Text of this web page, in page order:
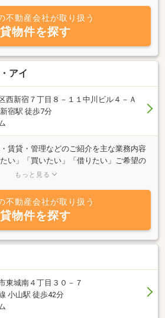
不動産会社が取り扱う
物件を探す
アイ
西新宿７丁目８－１１中川ビル４－Ａ
宿駅 徒歩7分
賃貸・管理などのご紹介を主な業務内容
い」「買いたい」「借りたい」ご希望の
はどんなことでもお気軽にご相談くださ
区エリアはぜひ、当社へご相談くださ
もっと見る
不動産会社が取り扱う
物件を探す
東城南４丁目３０－７
小山駅 徒歩42分